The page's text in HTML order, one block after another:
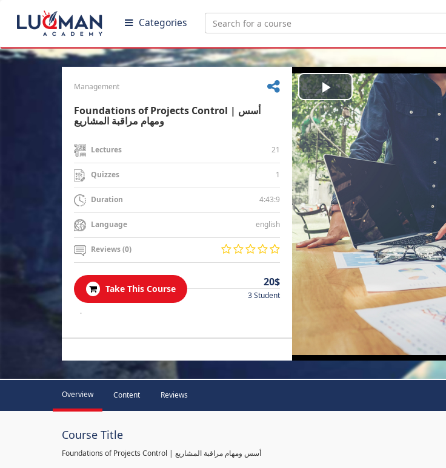
Categories
Management
Foundations of Projects Control | أسس
ومهام مراقبة المشاريع
Lectures 21
Quizzes 1
Duration 4:43:9
Language english
Reviews (0)
Take This Course
20$
3 Student
.
Play
Video
Overview Content Reviews
Course Title
Foundations of Projects Control | أسس ومهام مراقبة المشاريع